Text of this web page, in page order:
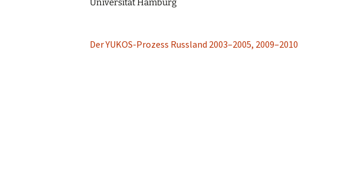
Univer­si­tät Hamburg
Der YUKOS-Prozess Russland 2003–2005, 2009–2010